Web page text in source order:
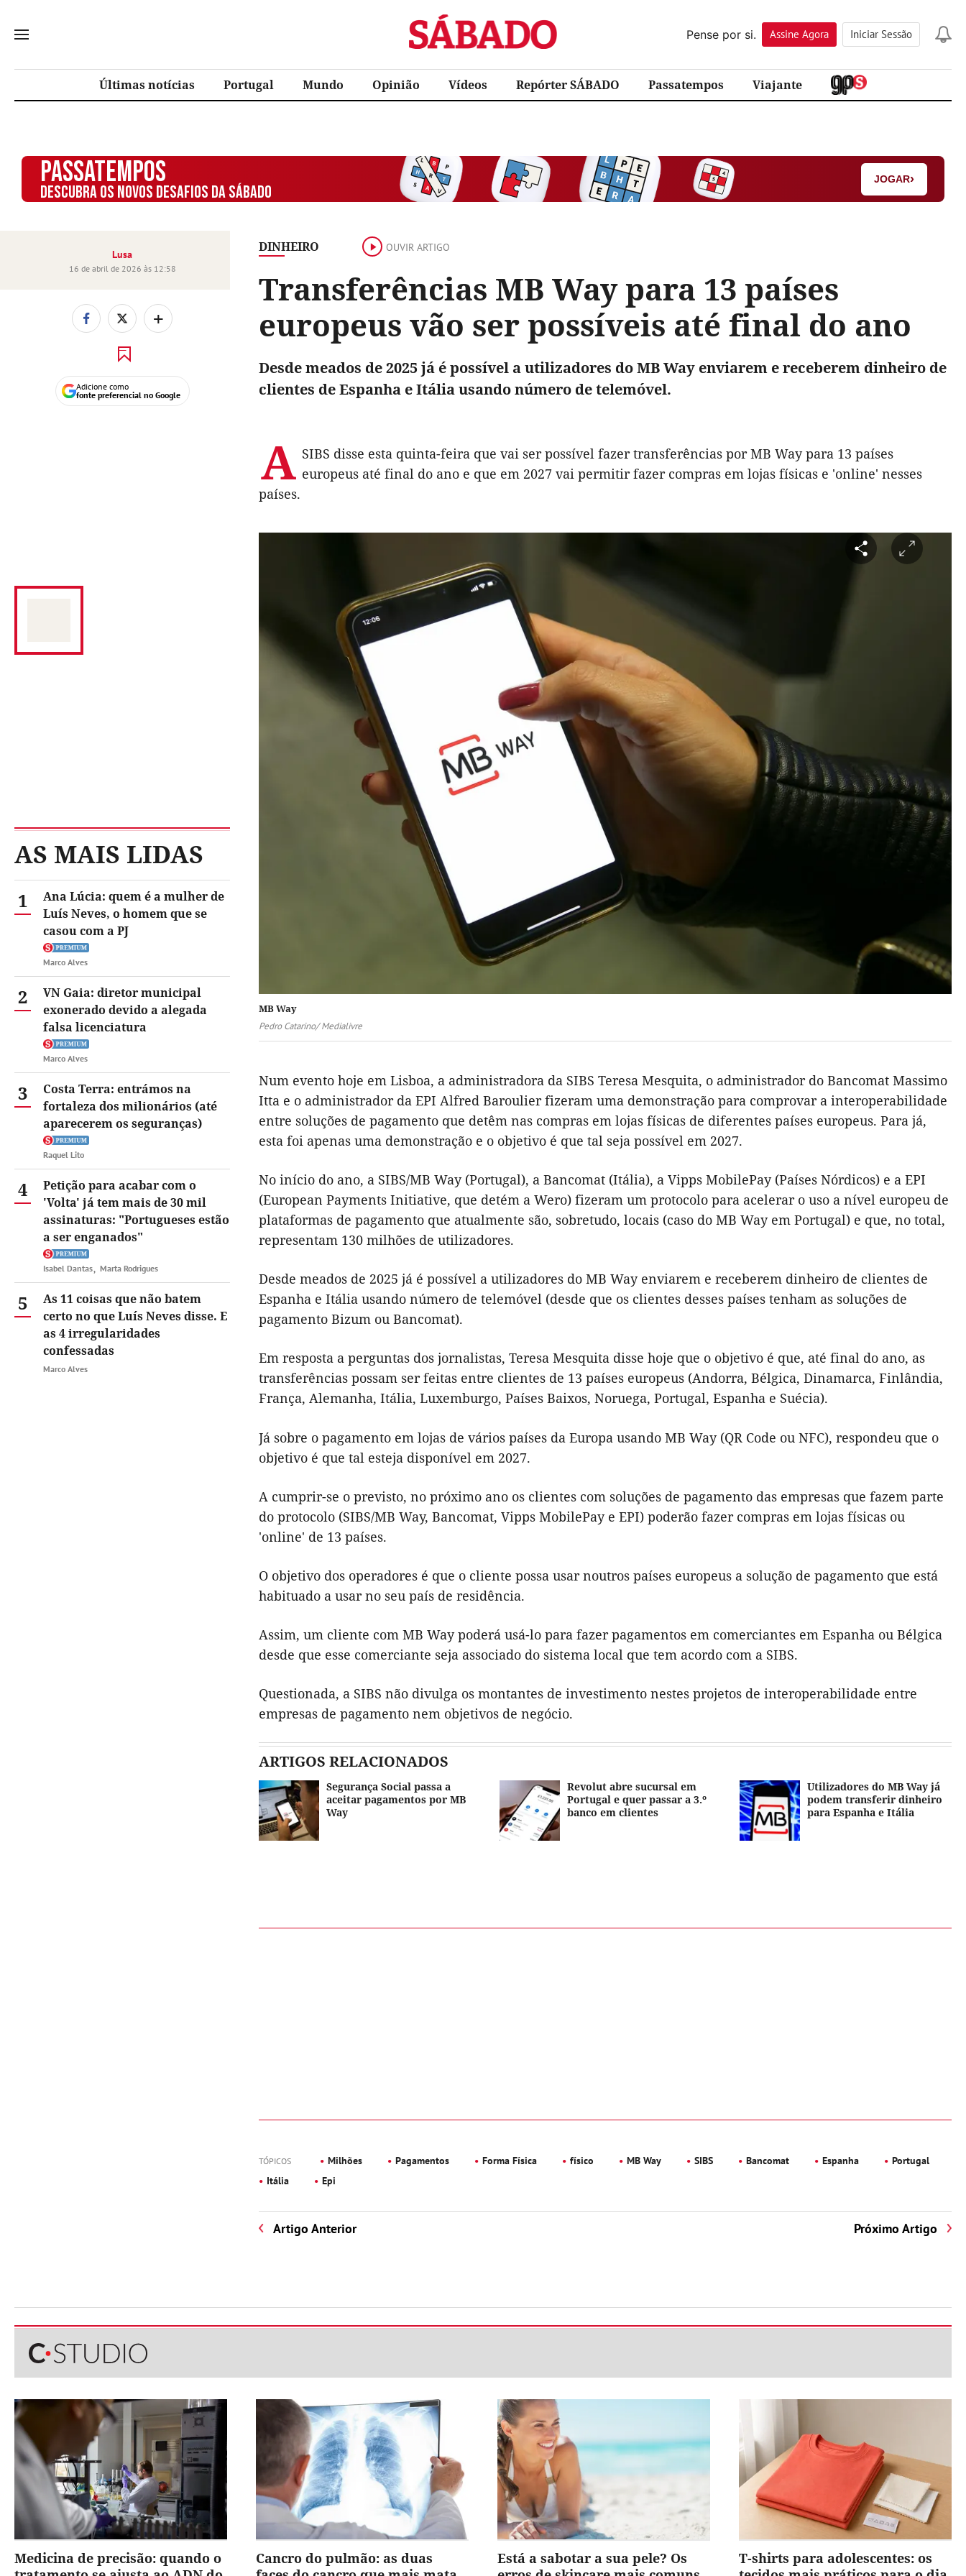
Sábado
Pense por si.
Assine Agora Iniciar Sessão
Últimas notícias Portugal Mundo Opinião Vídeos Repórter SÁBADO Passatempos Viajante
PASSATEMPOS
DESCUBRA OS NOVOS DESAFIOS DA SÁBADO
JOGAR›
DINHEIRO OUVIR ARTIGO
Transferências MB Way para 13 países
europeus vão ser possíveis até final do ano
Lusa
16 de abril de 2026 às 12:58
+
Adicione como
fonte preferencial no Google
AS MAIS LIDAS
1
Ana Lúcia: quem é a mulher de
Luís Neves, o homem que se
casou com a PJ
Marco Alves
2
VN Gaia: diretor municipal
exonerado devido a alegada
falsa licenciatura
Marco Alves
3
Costa Terra: entrámos na
fortaleza dos milionários (até
aparecerem os seguranças)
Raquel Lito
4
Petição para acabar com o
'Volta' já tem mais de 30 mil
assinaturas: "Portugueses estão
a ser enganados"
Isabel Dantas Marta Rodrigues
5
As 11 coisas que não batem
certo no que Luís Neves disse. E
as 4 irregularidades
confessadas
Marco Alves
Desde meados de 2025 já é possível a utilizadores do MB Way enviarem e receberem dinheiro de
clientes de Espanha e Itália usando número de telemóvel.
A SIBS disse esta quinta-feira que vai ser possível fazer transferências por MB Way para 13 países
europeus até final do ano e que em 2027 vai permitir fazer compras em lojas físicas e 'online' nesses
países.
MB Way
Pedro Catarino/ Medialivre
Num evento hoje em Lisboa, a administradora da SIBS Teresa Mesquita, o administrador do Bancomat Massimo
Itta e o administrador da EPI Alfred Baroulier fizeram uma demonstração para comprovar a interoperabilidade
entre soluções de pagamento que detêm nas compras em lojas físicas de diferentes países europeus. Para já,
esta foi apenas uma demonstração e o objetivo é que tal seja possível em 2027.
No início do ano, a SIBS/MB Way (Portugal), a Bancomat (Itália), a Vipps MobilePay (Países Nórdicos) e a EPI
(European Payments Initiative, que detém a Wero) fizeram um protocolo para acelerar o uso a nível europeu de
plataformas de pagamento que atualmente são, sobretudo, locais (caso do MB Way em Portugal) e que, no total,
representam 130 milhões de utilizadores.
Desde meados de 2025 já é possível a utilizadores do MB Way enviarem e receberem dinheiro de clientes de
Espanha e Itália usando número de telemóvel (desde que os clientes desses países tenham as soluções de
pagamento Bizum ou Bancomat).
Em resposta a perguntas dos jornalistas, Teresa Mesquita disse hoje que o objetivo é que, até final do ano, as
transferências possam ser feitas entre clientes de 13 países europeus (Andorra, Bélgica, Dinamarca, Finlândia,
França, Alemanha, Itália, Luxemburgo, Países Baixos, Noruega, Portugal, Espanha e Suécia).
Já sobre o pagamento em lojas de vários países da Europa usando MB Way (QR Code ou NFC), respondeu que o
objetivo é que tal esteja disponível em 2027.
A cumprir-se o previsto, no próximo ano os clientes com soluções de pagamento das empresas que fazem parte
do protocolo (SIBS/MB Way, Bancomat, Vipps MobilePay e EPI) poderão fazer compras em lojas físicas ou
'online' de 13 países.
O objetivo dos operadores é que o cliente possa usar noutros países europeus a solução de pagamento que está
habituado a usar no seu país de residência.
Assim, um cliente com MB Way poderá usá-lo para fazer pagamentos em comerciantes em Espanha ou Bélgica
desde que esse comerciante seja associado do sistema local que tem acordo com a SIBS.
Questionada, a SIBS não divulga os montantes de investimento nestes projetos de interoperabilidade entre
empresas de pagamento nem objetivos de negócio.
ARTIGOS RELACIONADOS
Segurança Social passa a
aceitar pagamentos por MB
Way
Revolut abre sucursal em
Portugal e quer passar a 3.º
banco em clientes
Utilizadores do MB Way já
podem transferir dinheiro
para Espanha e Itália
TÓPICOS Milhões Pagamentos Forma Física físico MB Way SIBS Bancomat Espanha
Portugal
Itália
Epi
Artigo Anterior Próximo Artigo
Medicina de precisão: quando o
Cancro do pulmão: as duas
Está a sabotar a sua pele? Os
T-shirts para adolescentes: os